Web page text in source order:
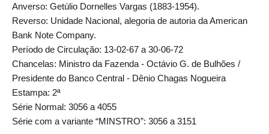
Anverso: Getúlio Dornelles Vargas (1883-1954).
Reverso: Unidade Nacional, alegoria de autoria da American
Bank Note Company.
Período de Circulação: 13-02-67 a 30-06-72
Chancelas: Ministro da Fazenda - Octávio G. de Bulhões /
Presidente do Banco Central - Dênio Chagas Nogueira
Estampa: 2ª
Série Normal: 3056 a 4055
Série com a variante “MINSTRO”: 3056 a 3151